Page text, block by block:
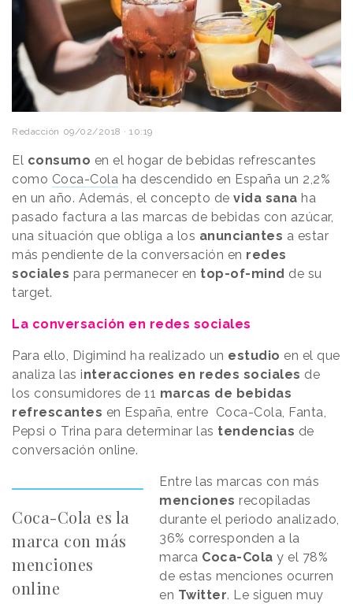
Redacción 09/02/2018 · 10:19
El consumo en el hogar de bebidas refrescantes
como Coca-Cola ha descendido en España un 2,2%
en un año. Además, el concepto de vida sana ha
pasado factura a las marcas de bebidas con azúcar,
una situación que obliga a los anunciantes a estar
más pendiente de la conversación en redes
sociales para permanecer en top-of-mind de su
target.
La conversación en redes sociales
Para ello, Digimind ha realizado un estudio en el que
analiza las interacciones en redes sociales de
los consumidores de 11 marcas de bebidas
refrescantes en España, entre Coca-Cola, Fanta,
Pepsi o Trina para determinar las tendencias de
conversación online.
Coca-Cola es la
marca con más
menciones
online
Entre las marcas con más
menciones recopiladas
durante el periodo analizado,
36% corresponden a la
marca Coca-Cola y el 78%
de estas menciones ocurren
en Twitter. Le siguen muy